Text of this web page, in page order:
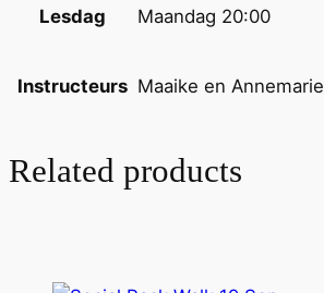
Lesdag Maandag 20:00
Instructeurs Maaike en Annemarie
Related products